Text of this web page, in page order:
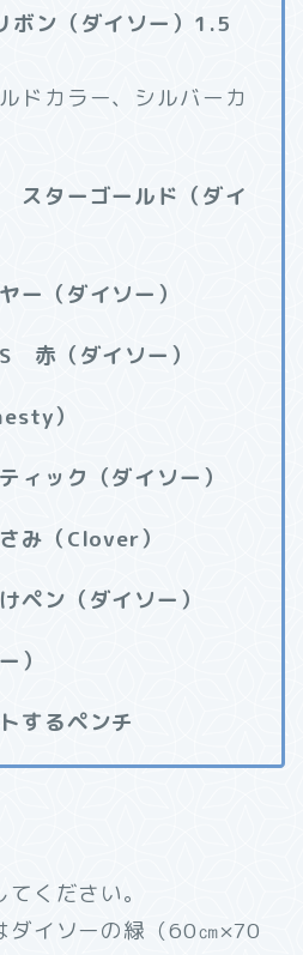
ボン（ダイソー）1.5
ドカラー、シルバーカ
スターゴールド（ダイ
ー（ダイソー）
赤（ダイソー）
）
ィック（ダイソー）
み（Clover）
ペン（ダイソー）
）
するペンチ
ください。
ダイソーの緑（60㎝×70